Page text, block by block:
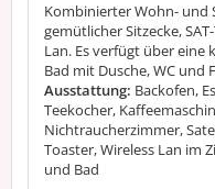
Kombinierter Wohn- und
gemütlicher Sitzecke,
Lan. Es verfügt über
Bad mit Dusche, WC und
Ausstattung: Backofen,
Teekocher,
Nichtraucherzimmer,
Toaster, Wireless Lan im
und Bad